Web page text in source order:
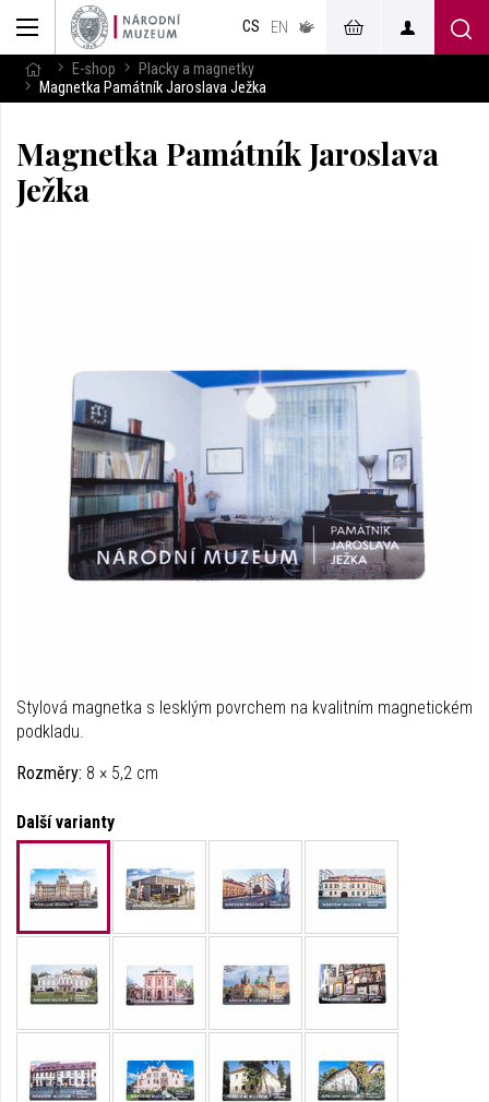
CS EN
v českém
jazyce
E-shop
Placky a magnetky
Magnetka Památník Jaroslava Ježka
Magnetka Památník Jaroslava
Ježka
Stylová magnetka s lesklým povrchem na kvalitním magnetickém
podkladu.
Rozměry: 8 × 5,2 cm
Další varianty